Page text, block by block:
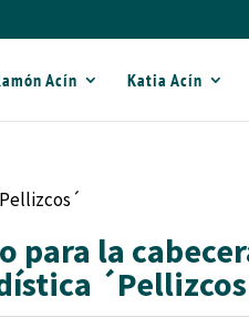
Acín Katia Acín
para la